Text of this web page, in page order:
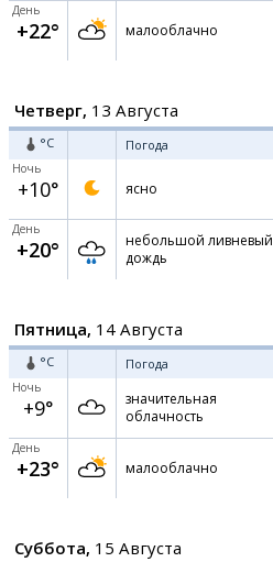
День
+22° малооблачно
Четверг, 13 Августа
°C Погода
Ночь
+10° ясно
День
+20°
небольшой ливневый
дождь
Пятница, 14 Августа
°C Погода
Ночь
+9°
значительная
облачность
День
+23° малооблачно
Суббота, 15 Августа